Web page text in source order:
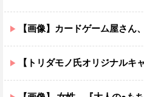
【画像】カードゲーム屋さん、ジジババの溜
【トリダモノ氏オリジナルキャラクター】